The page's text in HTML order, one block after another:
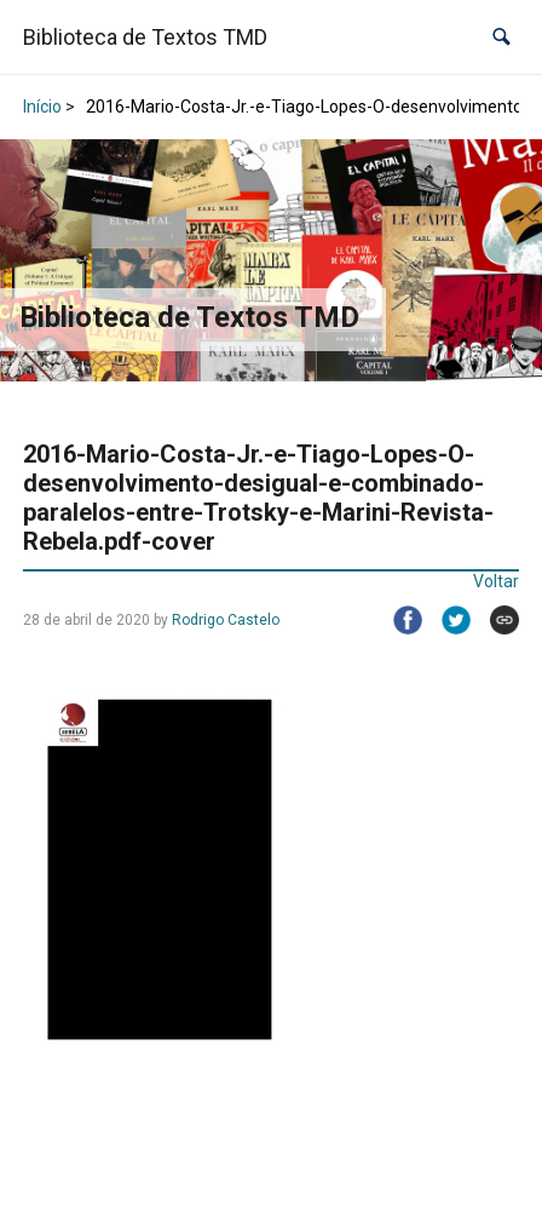
Biblioteca de Textos TMD
Início > 2016-Mario-Costa-Jr.-e-Tiago-Lopes-O-
Biblioteca de Textos TMD
2016-Mario-Costa-Jr.-e-Tiago-Lopes-O-
desenvolvimento-desigual-e-combinado-
paralelos-entre-Trotsky-e-Marini-Revista-
Rebela.pdf-cover
Voltar
28 de abril de 2020 by Rodrigo Castelo